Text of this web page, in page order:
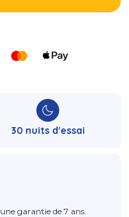
30 nuits d'essai
garantie de 7 ans.